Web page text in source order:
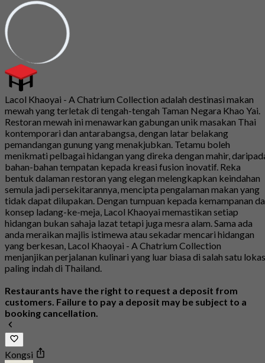
Lacol Khaoyai - A Chatrium Collection adalah destinasi makan
mewah yang terletak di tengah-tengah Taman Negara Khao Yai.
Restoran mewah ini menawarkan gabungan unik masakan Thai
kontemporari dan antarabangsa, dengan latar belakang
pemandangan gunung yang menakjubkan. Tetamu boleh
menikmati pelbagai hidangan yang direka dengan mahir,
bahan-bahan tempatan kepada kreasi fusion inovatif. Reka
bentuk dalaman restoran yang elegan melengkapkan keindahan
semula jadi persekitarannya, mencipta pengalaman makan yang
tidak dapat dilupakan. Dengan tumpuan kepada kemampanan
konsep ladang-ke-meja, Lacol Khaoyai memastikan setiap
hidangan bukan sahaja lazat tetapi juga mesra alam. Sama ada
anda meraikan majlis istimewa atau sekadar mencari hidangan
yang berkesan, Lacol Khaoyai - A Chatrium Collection
menjanjikan perjalanan kulinari yang luar biasa di salah satu
paling indah di Thailand.
Restaurants have the right to request a deposit from
customers. Failure to pay a deposit may be subject to a
booking cancellation.
Kongsi